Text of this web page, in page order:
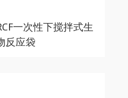
一次性下搅拌式生
反应袋